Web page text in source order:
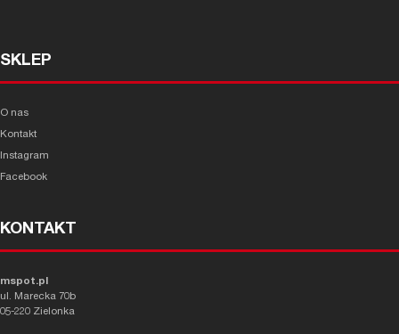
SKLEP
O nas
Kontakt
Instagram
Facebook
KONTAKT
mspot.pl
ul. Marecka 70b
05-220 Zielonka